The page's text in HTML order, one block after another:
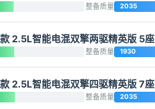
整备质量 2035
2.5L智能电混双擎两驱精英版 5座
整备质量 1930
2.5L智能电混双擎四驱精英版 7座
整备质量 2035